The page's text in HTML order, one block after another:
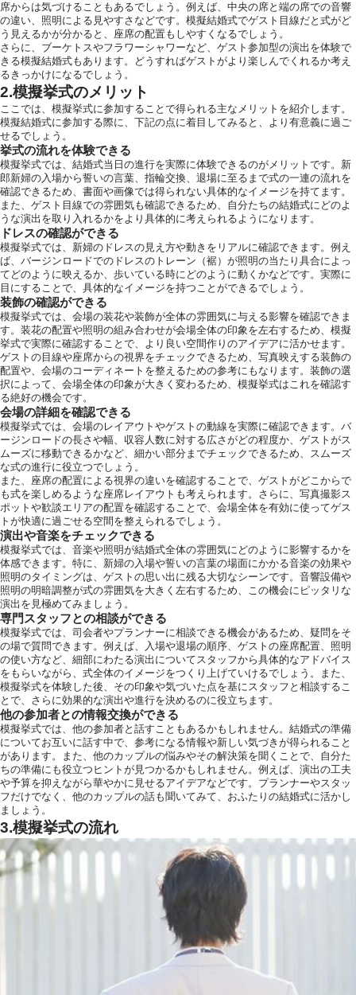
ホテル椿山
営業時間 11:00〜18:00（土日
〒112-8680 東京都文京
ホテルサイト
運営会社情報
席からは気づけることもあるでしょう。例えば、中央の席と端の席での音響
の違い、照明による見やすさなどです。模擬結婚式でゲスト目線だと式がど
う見えるかが分かると、座席の配置もしやすくなるでしょう。
さらに、ブーケトスやフラワーシャワーなど、ゲスト参加型の演出を体験で
きる模擬結婚式もあります。どうすればゲストがより楽しんでくれるか考え
るきっかけになるでしょう。
2.模擬挙式のメリット
ここでは、模擬挙式に参加することで得られる主なメリットを紹介します。
模擬結婚式に参加する際に、下記の点に着目してみると、より有意義に過ご
せるでしょう。
挙式の流れを体験できる
模擬挙式では、結婚式当日の進行を実際に体験できるのがメリットです。新
郎新婦の入場から誓いの言葉、指輪交換、退場に至るまで式の一連の流れを
確認できるため、書面や画像では得られない具体的なイメージを持てます。
また、ゲスト目線での雰囲気も確認できるため、自分たちの結婚式にどのよ
うな演出を取り入れるかをより具体的に考えられるようになります。
ドレスの確認ができる
模擬挙式では、新婦のドレスの見え方や動きをリアルに確認できます。例え
ば、バージンロードでのドレスのトレーン（裾）が照明の当たり具合によっ
てどのように映えるか、歩いている時にどのように動くかなどです。実際に
目にすることで、具体的なイメージを持つことができるでしょう。
装飾の確認ができる
模擬挙式では、会場の装花や装飾が全体の雰囲気に与える影響を確認できま
す。装花の配置や照明の組み合わせが会場全体の印象を左右するため、模擬
挙式で実際に確認することで、より良い空間作りのアイデアに活かせます。
ゲストの目線や座席からの視界をチェックできるため、写真映えする装飾の
配置や、会場のコーディネートを整えるための参考にもなります。装飾の選
択によって、会場全体の印象が大きく変わるため、模擬挙式はこれを確認す
る絶好の機会です。
会場の詳細を確認できる
模擬挙式では、会場のレイアウトやゲストの動線を実際に確認できます。バ
ージンロードの長さや幅、収容人数に対する広さがどの程度か、ゲストがス
ムーズに移動できるかなど、細かい部分までチェックできるため、スムーズ
な式の進行に役立つでしょう。
また、座席の配置による視界の違いを確認することで、ゲストがどこからで
も式を楽しめるような座席レイアウトも考えられます。さらに、写真撮影ス
ポットや歓談エリアの配置を確認することで、会場全体を有効に使ってゲス
トが快適に過ごせる空間を整えられるでしょう。
演出や音楽をチェックできる
模擬挙式では、音楽や照明が結婚式全体の雰囲気にどのように影響するかを
体感できます。特に、新婦の入場や誓いの言葉の場面にかかる音楽の効果や
照明のタイミングは、ゲストの思い出に残る大切なシーンです。音響設備や
照明の明暗調整が式の雰囲気を大きく左右するため、この機会にピッタリな
演出を見極めてみましょう。
専門スタッフとの相談ができる
模擬挙式では、司会者やプランナーに相談できる機会があるため、疑問をそ
の場で質問できます。例えば、入場や退場の順序、ゲストの座席配置、照明
の使い方など、細部にわたる演出についてスタッフから具体的なアドバイス
をもらいながら、式全体のイメージをつくり上げていけるでしょう。また、
模擬挙式を体験した後、その印象や気づいた点を基にスタッフと相談するこ
とで、さらに効果的な演出や進行を決めるのに役立ちます。
他の参加者との情報交換ができる
模擬挙式では、他の参加者と話すこともあるかもしれません。結婚式の準備
についてお互いに話す中で、参考になる情報や新しい気づきが得られること
があります。また、他のカップルの悩みやその解決策を聞くことで、自分た
ちの準備にも役立つヒントが見つかるかもしれません。例えば、演出の工夫
や予算を抑えながら華やかに見せるアイデアなどです。プランナーやスタッ
フだけでなく、他のカップルの話も聞いてみて、おふたりの結婚式に活かし
ましょう。
3.模擬挙式の流れ